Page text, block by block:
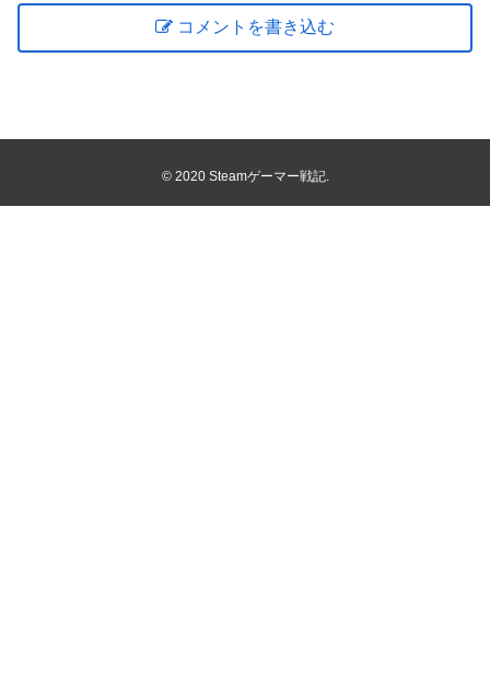
コメントを書き込む
© 2020 Steamゲーマー戦記.